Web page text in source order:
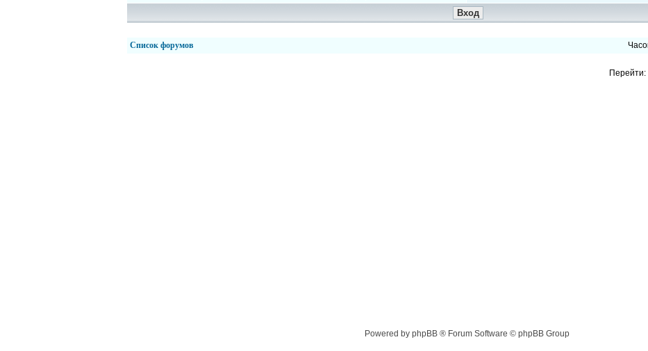
Список форумов
Перейти:
Powered by phpBB ® Forum Software © phpBB Group